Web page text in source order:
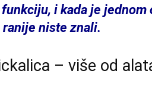
i kada je
niste znali.
– više od